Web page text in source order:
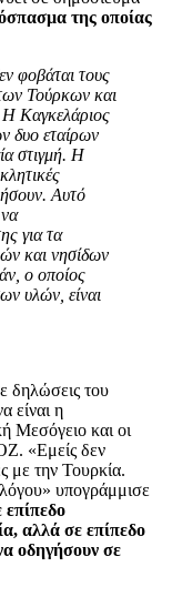
της οποίας
φοβάται τους
Τούρκων και
Καγκελάριος
δυο εταίρων
στιγμή. Η
Αυτό
για τα
και νησίδων
ο οποίος
υλών, είναι
δηλώσεις του
είναι η
Μεσόγειο και οι
«Εμείς δεν
με την Τουρκία.
υπογράμμισε
επίπεδο
αλλά σε επίπεδο
οδηγήσουν σε